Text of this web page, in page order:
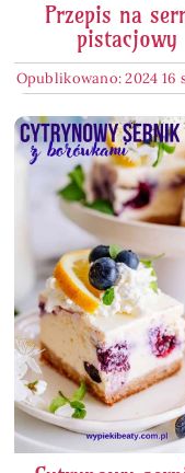
Przepis na
pistacjowy
Opublikowano: 2024 16